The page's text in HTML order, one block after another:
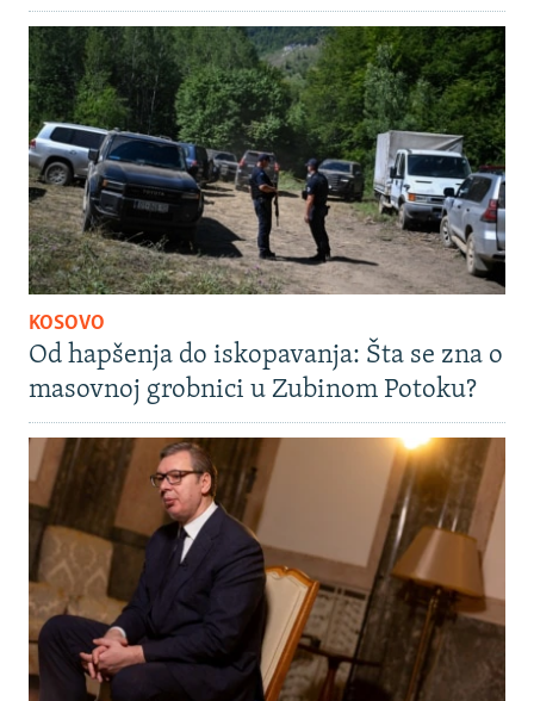
KOSOVO
Od hapšenja do iskopavanja: Šta se zna o
masovnoj grobnici u Zubinom Potoku?